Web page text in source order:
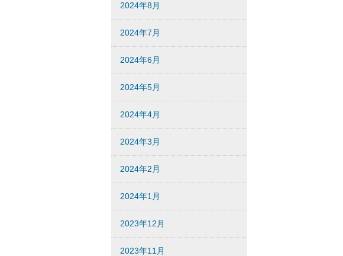
2024年8月
2024年7月
2024年6月
2024年5月
2024年4月
2024年3月
2024年2月
2024年1月
2023年12月
2023年11月